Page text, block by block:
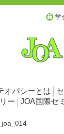
学
オパシーとは
ー
JOA国際セ